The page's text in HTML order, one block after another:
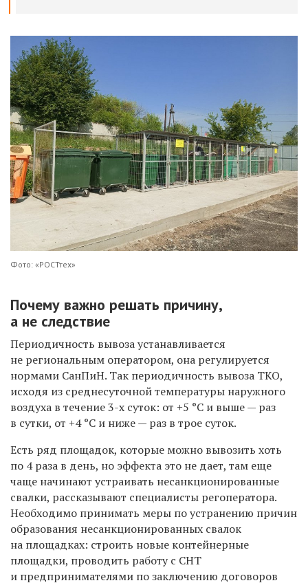
Фото: «РОСТтех»
Почему важно решать причину,
а не следствие
Периодичность вывоза устанавливается
не региональным оператором, она регулируется
нормами СанПиН. Так периодичность вывоза ТКО,
исходя из среднесуточной температуры наружного
воздуха в течение 3-х суток: от +5 °С и выше — раз
в сутки, от +4 °С и ниже — раз в трое суток.
Есть ряд площадок, которые можно вывозить хоть
по 4 раза в день, но эффекта это не дает, там еще
чаще начинают устраивать несанкционированные
свалки, рассказывают специалисты регоператора.
Необходимо принимать меры по устранению причин
образования несанкционированных свалок
на площадках: строить новые контейнерные
площадки, проводить работу с СНТ
и предпринимателями по заключению договоров